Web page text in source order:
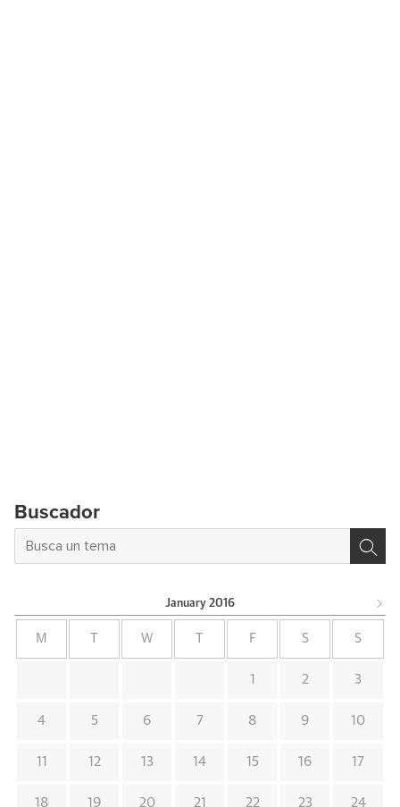
Buscador
January 2016
M W F S S
1 2 3
4 5 6 7 8 9 10
11 12 13 14 15 16 17
18 19 20 21 22 23 24